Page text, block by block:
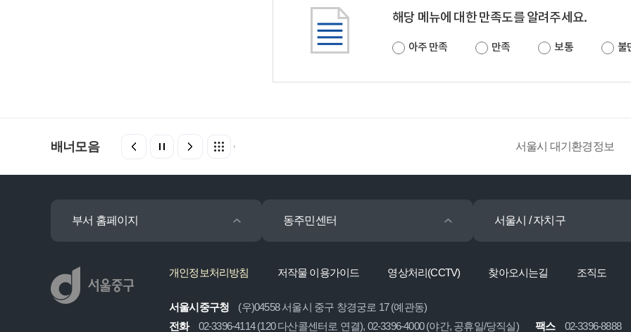
해당 메뉴에 대한 만족도를 알려주세요.
아주 만족 만족 보통 불
배너모음 서울시 대기환경정보
부서 홈페이지 동주민센터 서울시 / 자치구
개인정보처리방침 저작물 이용가이드 영상처리(CCTV) 찾아오시는길 조직도
서울시중구청
(우)04558 서울시 중구 창경궁로 17 (예관동)
전화
02-3396-4114 (120 다산콜센터로 연결), 02-3396-4000 (야간, 공휴일/당직실) 팩스 02-3396-8888